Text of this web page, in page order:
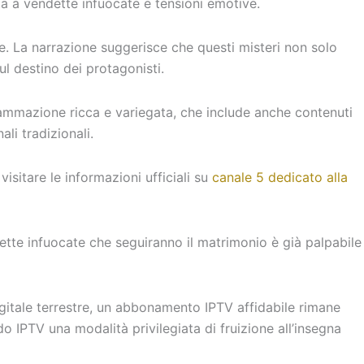
a vendette infuocate e tensioni emotive.
La narrazione suggerisce che questi misteri non solo
destino dei protagonisti.
ricca e variegata, che include anche contenuti
tradizionali.
le informazioni ufficiali su canale 5 dedicato alla
infuocate che seguiranno il matrimonio è già palpabile
terrestre, un abbonamento IPTV affidabile rimane
una modalità privilegiata di fruizione all’insegna